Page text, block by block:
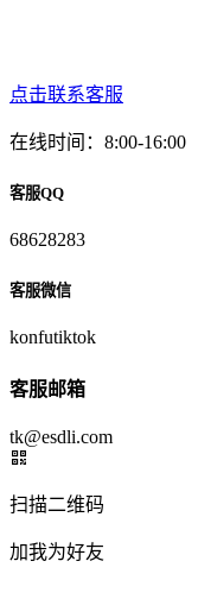
点击联系客服
在线时间：8:00-16:00
客服QQ
68628283
客服微信
konfutiktok
客服邮箱
tk@esdli.com
扫描二维码
加我为好友